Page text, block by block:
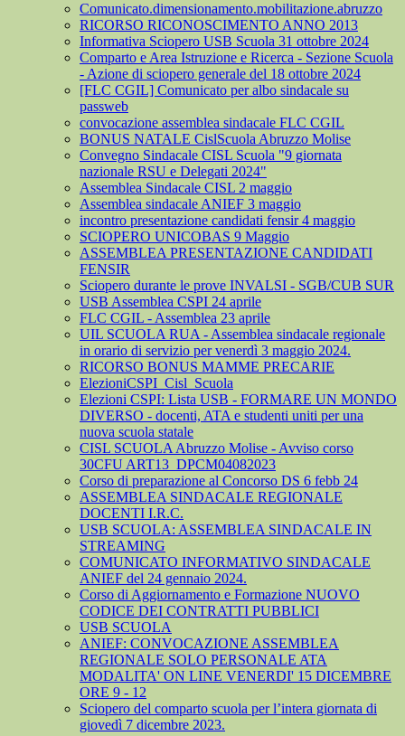
Comunicato.dimensionamento.mobilitazione.abruzzo
RICORSO RICONOSCIMENTO ANNO 2013
Informativa Sciopero USB Scuola 31 ottobre 2024
Comparto e Area Istruzione e Ricerca - Sezione Scuola
- Azione di sciopero generale del 18 ottobre 2024
[FLC CGIL] Comunicato per albo sindacale su
passweb
convocazione assemblea sindacale FLC CGIL
BONUS NATALE CislScuola Abruzzo Molise
Convegno Sindacale CISL Scuola "9 giornata
nazionale RSU e Delegati 2024"
Assemblea Sindacale CISL 2 maggio
Assemblea sindacale ANIEF 3 maggio
incontro presentazione candidati fensir 4 maggio
SCIOPERO UNICOBAS 9 Maggio
ASSEMBLEA PRESENTAZIONE CANDIDATI
FENSIR
Sciopero durante le prove INVALSI - SGB/CUB SUR
USB Assemblea CSPI 24 aprile
FLC CGIL - Assemblea 23 aprile
UIL SCUOLA RUA - Assemblea sindacale regionale
in orario di servizio per venerdì 3 maggio 2024.
RICORSO BONUS MAMME PRECARIE
ElezioniCSPI_Cisl_Scuola
Elezioni CSPI: Lista USB - FORMARE UN MONDO
DIVERSO - docenti, ATA e studenti uniti per una
nuova scuola statale
CISL SCUOLA Abruzzo Molise - Avviso corso
30CFU ART13_DPCM04082023
Corso di preparazione al Concorso DS 6 febb 24
ASSEMBLEA SINDACALE REGIONALE
DOCENTI I.R.C.
USB SCUOLA: ASSEMBLEA SINDACALE IN
STREAMING
COMUNICATO INFORMATIVO SINDACALE
ANIEF del 24 gennaio 2024.
Corso di Aggiornamento e Formazione NUOVO
CODICE DEI CONTRATTI PUBBLICI
USB SCUOLA
ANIEF: CONVOCAZIONE ASSEMBLEA
REGIONALE SOLO PERSONALE ATA
MODALITA' ON LINE VENERDI' 15 DICEMBRE
ORE 9 - 12
Sciopero del comparto scuola per l’intera giornata di
giovedì 7 dicembre 2023.